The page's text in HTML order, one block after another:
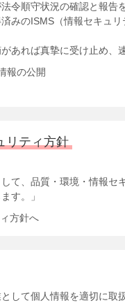
令順守状況の確認と報告
みのISMS（情報セキュ
あれば真摯に受け止め、
報の公開
リティ方針
して、品質・環境・情報
す。」
方針へ
して個人情報を適切に取